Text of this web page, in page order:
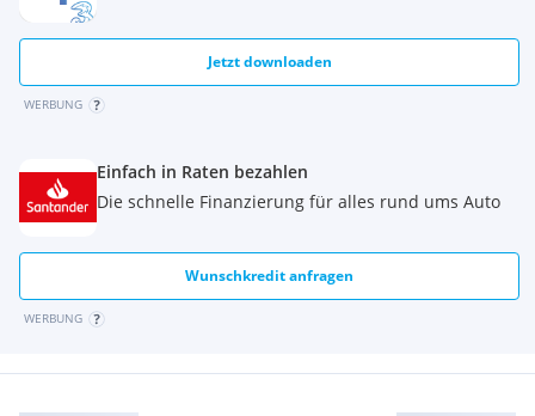
Jetzt downloaden
WERBUNG
Einfach in Raten bezahlen
Die schnelle Finanzierung für alles rund ums Auto
Wunschkredit anfragen
WERBUNG